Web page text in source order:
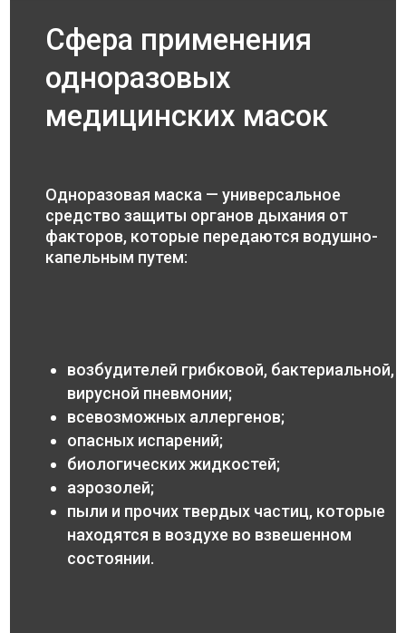
Сфера применения
одноразовых
медицинских масок
Одноразовая маска — универсальное
средство защиты органов дыхания от
факторов, которые передаются водушно-
капельным путем:
возбудителей грибковой, бактериальной,
вирусной пневмонии;
всевозможных аллергенов;
опасных испарений;
биологических жидкостей;
аэрозолей;
пыли и прочих твердых частиц, которые
находятся в воздухе во взвешенном
состоянии.